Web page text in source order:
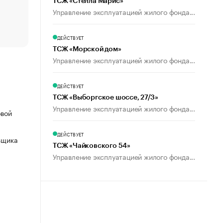
Что обвинения против Павла Дурова значат для
Управление эксплуатацией жилого фонда...
ДЕЙСТВУЕТ
ТСЖ «Морской дом»
Управление эксплуатацией жилого фонда...
ДЕЙСТВУЕТ
ТСЖ «Выборгское шоссе, 27/3»
Управление эксплуатацией жилого фонда...
ДЕЙСТВУЕТ
ТСЖ «Чайковского 54»
Управление эксплуатацией жилого фонда...